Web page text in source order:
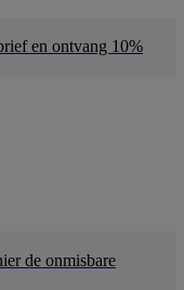
en ontvang 10%
de onmisbare